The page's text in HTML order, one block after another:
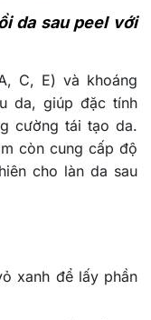
da sau peel với
C, E) và khoáng
da, giúp đặc tính
cường tái tạo da.
còn cung cấp độ
cho làn da sau
xanh để lấy phần